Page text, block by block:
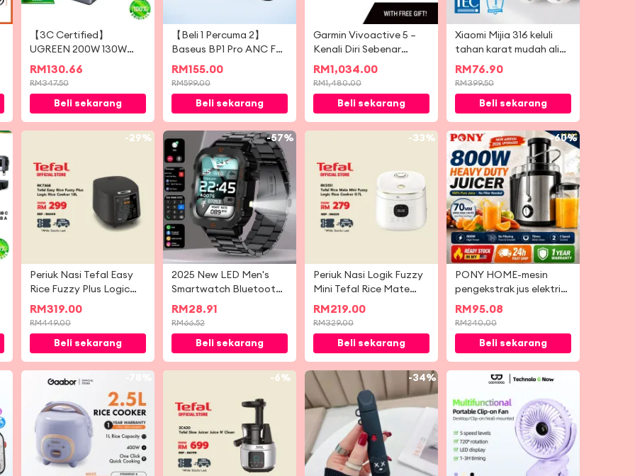
【3C Certified】
UGREEN 200W 130W
Nexode PowerBank
25000mAh 10000mAh
Magsafe Battery Pack
Portable Charger
Wireless Travel to China
iPhone 17 Samsung S25
Android iOS
RM 130.66
RM347.50
Beli sekarang
【Beli 1 Percuma 2】
Baseus BP1 Pro ANC Fon
Telinga Tanpa Wayar
-50dB Pengurangan
Bunyi Hi-Res Bluetooth
6.0 IPX55 Kalis Air
55Jam
RM 155.00
RM599.00
Beli sekarang
Garmin Vivoactive 5 –
Kenali Diri Sebenar
Anda. Muzik di
pergelangan tangan.
RM 1,034.00
RM1,480.00
Beli sekarang
Xiaomi Mijia 316 keluli
tahan karat mudah alih
perjalanan mini cerek
elektrik kopi bubur susu
teh cepat memasak
suhu kawalan penebat
cawan
RM 76.90
RM399.50
Beli sekarang
-29%
Periuk Nasi Tefal Easy
Rice Fuzzy Plus Logic
1.8L (RK736B)
RM 319.00
RM449.00
Beli sekarang
-57%
2025 New LED Men's
Smartwatch Bluetooth
Talking Smartwatch
Multi Sport Mode
Health Monitoring
Smart Watch
RM 28.91
RM66.52
Beli sekarang
-33%
Periuk Nasi Logik Fuzzy
Mini Tefal Rice Mate
0.7L (RK5151)
RM 219.00
RM329.00
Beli sekarang
-60%
PONY HOME-mesin
pengekstrak jus elektrik
berkuasa Juicer Blender
Mesin Pemerah Buah
Sayur Perlahan 800W 3
Kelajuan
RM 95.08
RM240.00
Beli sekarang
-6% -34% -54%